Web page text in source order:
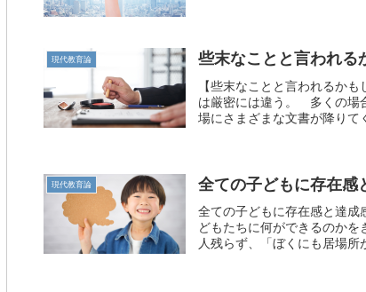
現代教育論 些末なことと言われる
【些末なことと言われるか
は厳密には違う。 多くの場
場にさまざまな文書が降り
現代教育論 全ての子どもに存在感
全ての子どもに存在感と達
どもたちに何ができるのか
人残らず、「ぼくにも居場